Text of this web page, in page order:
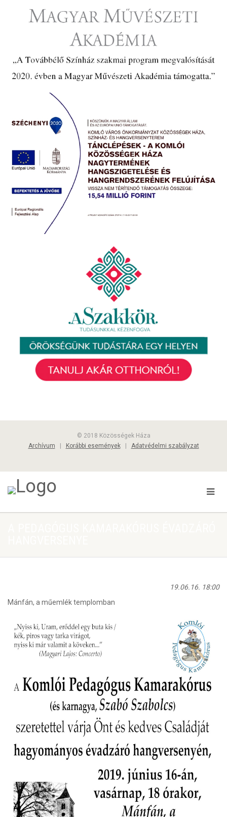
© 2018 Közösségek Háza
Archívum
Korábbi események| Adatvédelmi szabályzat
19.06.16. 18:00
Mánfán, a műemlék templomban